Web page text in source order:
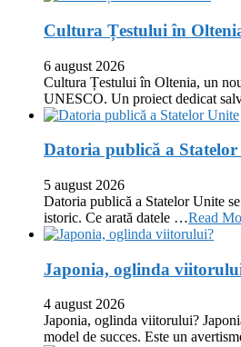
Cultura Țestului în
6 august 2026
Cultura Țestului în Oltenia, un
UNESCO. Un proiect dedicat
Datoria publică a Statelor
5 august 2026
Datoria publică a Statelor Unite
istoric. Ce arată datele …Read
Japonia, oglinda
4 august 2026
Japonia, oglinda viitorului?
model de succes. Este un